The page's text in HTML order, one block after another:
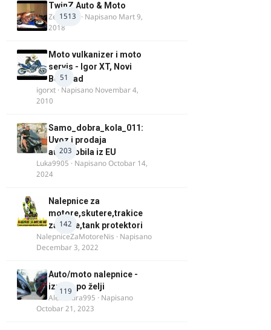
1513
TwinZ Auto & Moto
Zeljkamp · Napisano Mart 9,
2018
51
Moto vulkanizer i moto
servis - Igor XT, Novi
Beograd
igorxt · Napisano Novembar 4,
2010
203
Samo_dobra_kola_011:
Uvoz i prodaja
automobila iz EU
Luka9905 · NapisanoOctobar 14,
2024
142
Nalepnice za
motore,skutere,trakice
za felne,tank protektori
NalepniceZaMotoreNis · Napisano
Decembar 3, 2022
119
Auto/moto nalepnice -
izrada po želji
Alexandra995 · Napisano
Octobar 21, 2023